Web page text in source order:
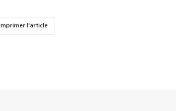
Imprimer l'article